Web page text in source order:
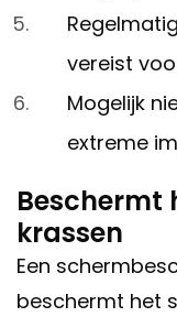
vereist
Mogelijk
extreme
Beschermt
krassen
Een
beschermt het